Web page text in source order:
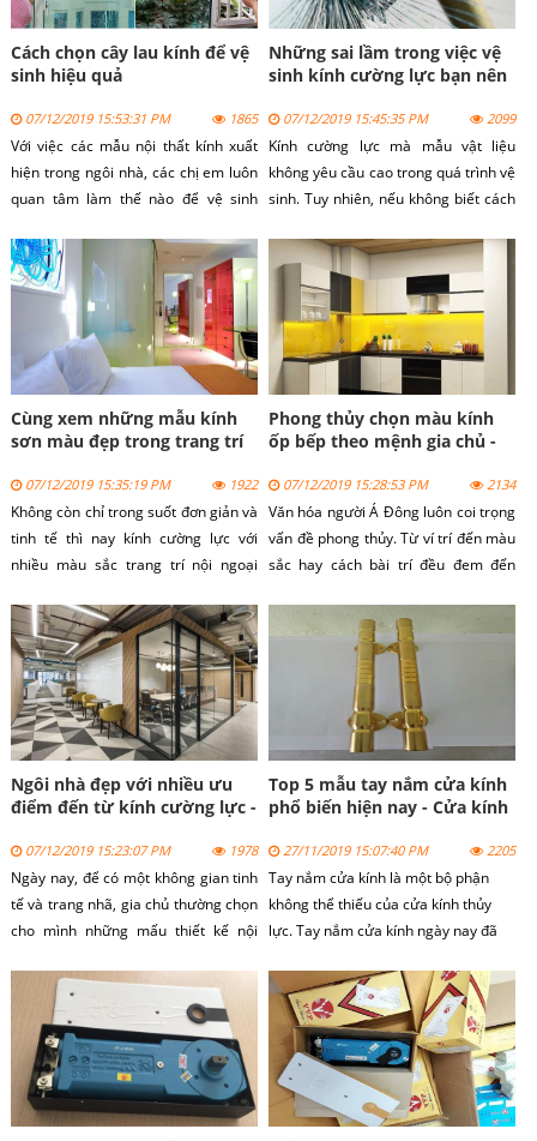
Cách chọn cây lau kính để vệ
sinh hiệu quả
07/12/2019 15:53:31 PM 1865
Với việc các mẫu nội thất kính xuất
hiện trong ngôi nhà, các chị em luôn
quan tâm làm thế nào để vệ sinh
nhanh mà sạch nhất. Bài viết sau đây
sẽ hưỡng dẫn chị em chọn cây lau
kính để vệ sinh hiệu quả nhất
Những sai lầm trong việc vệ
sinh kính cường lực bạn nên
07/12/2019 15:45:35 PM 2099
Kính cường lực mà mẫu vật liệu
không yêu cầu cao trong quá trình vệ
sinh. Tuy nhiên, nếu không biết cách
thọ kính.
Cùng xem những mẫu kính
sơn màu đẹp trong trang trí
07/12/2019 15:35:19 PM 1922
Không còn chỉ trong suốt đơn giản và
tinh tế thì nay kính cường lực với
nhiều màu sắc trang trí nội ngoại
nên lộng lẫy, rực sáng lung linh.
Phong thủy chọn màu kính
ốp bếp theo mệnh gia chủ -
07/12/2019 15:28:53 PM 2134
Văn hóa người Á Đông luôn coi trọng
vấn đề phong thủy. Từ ví trí đến màu
sắc hay cách bài trí đều đem đến
Ngôi nhà đẹp với nhiều ưu
điểm đến từ kính cường lực -
07/12/2019 15:23:07 PM 1978
Ngày nay, để có một không gian tinh
tế và trang nhã, gia chủ thường chọn
cho mình những mấu thiết kế nội
được ứng dụng đã dạng, tuy nhiên sử
dụng nhiều nhất vẫn là kính cường
Top 5 mẫu tay nắm cửa kính
phổ biến hiện nay - Cửa kính
27/11/2019 15:07:40 PM 2205
Tay nắm cửa kính là một bộ phận
không thể thiếu của cửa kính thủy
lực. Tay nắm cửa kính ngày nay đã
hiện đại, được sử dụng rộng rãi tại
các cửa hàng, siêu thị, trung tâm
thương mại lớn cho đến nhà dân
dụng.